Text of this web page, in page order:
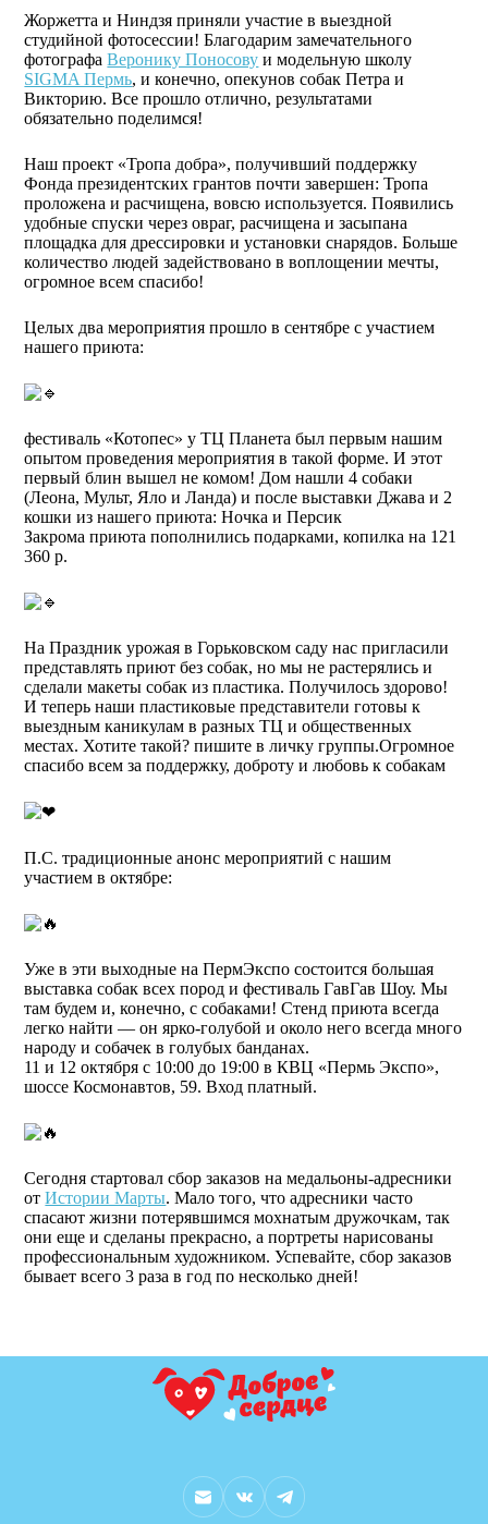
Жоржетта и Ниндзя приняли участие в выездной
студийной фотосессии! Благодарим замечательного
фотографаВеронику Поносову и модельную школу
SIGMA Пермь, и конечно, опекунов собак Петра и
Викторию. Все прошло отлично, результатами
обязательно поделимся!
Наш проект «Тропа добра», получивший поддержку
Фонда президентских грантов почти завершен: Тропа
проложена и расчищена, вовсю используется. Появились
удобные спуски через овраг, расчищена и засыпана
площадка для дрессировки и установки снарядов. Больше
количество людей задействовано в воплощении мечты,
огромное всем спасибо!
Целых два мероприятия прошло в сентябре с участием
нашего приюта:
фестиваль «Котопес» у ТЦ Планета был первым нашим
опытом проведения мероприятия в такой форме. И этот
первый блин вышел не комом! Дом нашли 4 собаки
(Леона, Мульт, Яло и Ланда) и после выставки Джава и 2
кошки из нашего приюта: Ночка и Персик
Закрома приюта пополнились подарками, копилка на 121
360 р.
На Праздник урожая в Горьковском саду нас пригласили
представлять приют без собак, но мы не растерялись и
сделали макеты собак из пластика. Получилось здорово!
И теперь наши пластиковые представители готовы к
выездным каникулам в разных ТЦ и общественных
местах. Хотите такой? пишите в личку группы.Огромное
спасибо всем за поддержку, доброту и любовь к собакам
П.С. традиционные анонс мероприятий с нашим
участием в октябре:
Уже в эти выходные на ПермЭкспо состоится большая
выставка собак всех пород и фестиваль ГавГав Шоу. Мы
там будем и, конечно, с собаками! Стенд приюта всегда
легко найти — он ярко-голубой и около него всегда много
народу и собачек в голубых банданах.
11 и 12 октября с 10:00 до 19:00 в КВЦ «Пермь Экспо»,
шоссе Космонавтов, 59. Вход платный.
Сегодня стартовал сбор заказов на медальоны-адресники
отИстории Марты. Мало того, что адресники часто
спасают жизни потерявшимся мохнатым дружочкам, так
они еще и сделаны прекрасно, а портреты нарисованы
профессиональным художником. Успевайте, сбор заказов
бывает всего 3 раза в год по несколько дней!